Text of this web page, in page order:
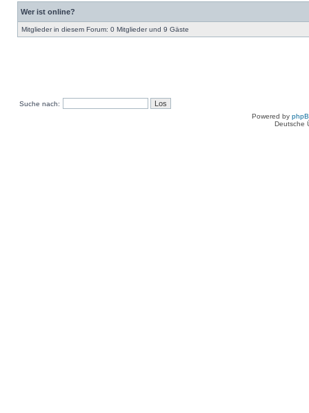
Wer ist online?
Mitglieder in diesem Forum: 0 Mitglieder und 9 Gäste
Suche nach:
Powered by
Deutsche